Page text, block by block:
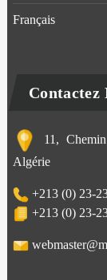
Français
Contactez
11,
Algérie
+213 (0) 23-
+213 (0) 23-